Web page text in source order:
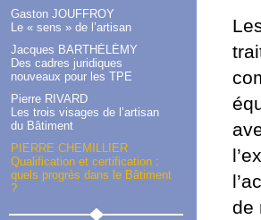
Gaston JOUFFROY
Le « sens » de l’artisan
Jacques BARTHÉLÉMY
Des cadres juridiques
nouveaux pour les TPE
Pierre RIVARD
Les trois visages de l’artisan
du Bâtiment
PIERRE CHEMILLIER
Qualification et certification :
quels progrès dans le Bâtiment
?
de